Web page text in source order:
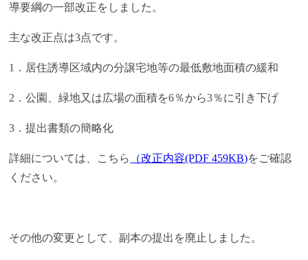
導要綱の一部改正をしました。
主な改正点は3点です。
1．居住誘導区域内の分譲宅地等の最低敷地面積の緩和
2．公園、緑地又は広場の面積を6％から3％に引き下げ
3．提出書類の簡略化
詳細については、こちら （改正内容(PDF 459KB)をご確認
ください。
その他の変更として、副本の提出を廃止しました。